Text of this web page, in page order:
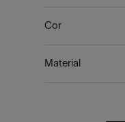
Cor
Material